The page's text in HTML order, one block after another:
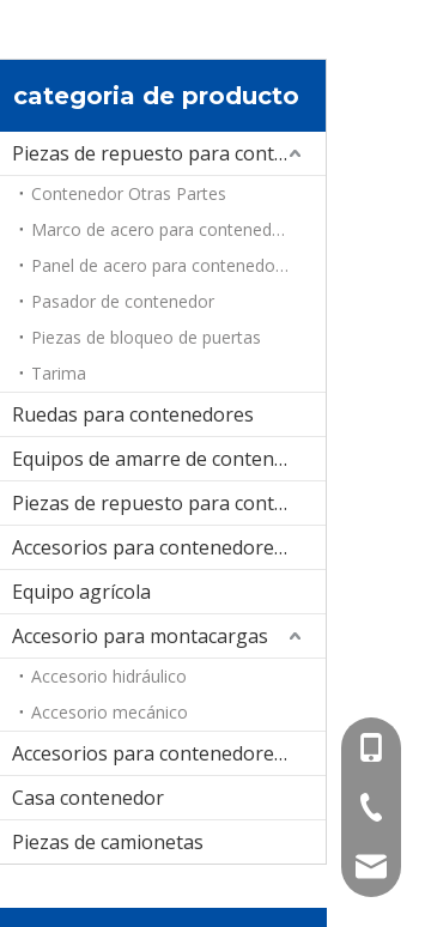
categoria de producto
Piezas de repuesto para contenedores
Contenedor Otras Partes
Marco de acero para contenedores
Panel de acero para contenedores
Pasador de contenedor
Piezas de bloqueo de puertas
Tarima
Ruedas para contenedores
Equipos de amarre de contenedores
Piezas de repuesto para contenedores de refrigeración
Accesorios para contenedores plegables
Equipo agrícola
Accesorio para montacargas
Accesorio hidráulico
Accesorio mecánico
Accesorios para contenedores cisterna
Casa contenedor
Piezas de camionetas
+86-
+86-